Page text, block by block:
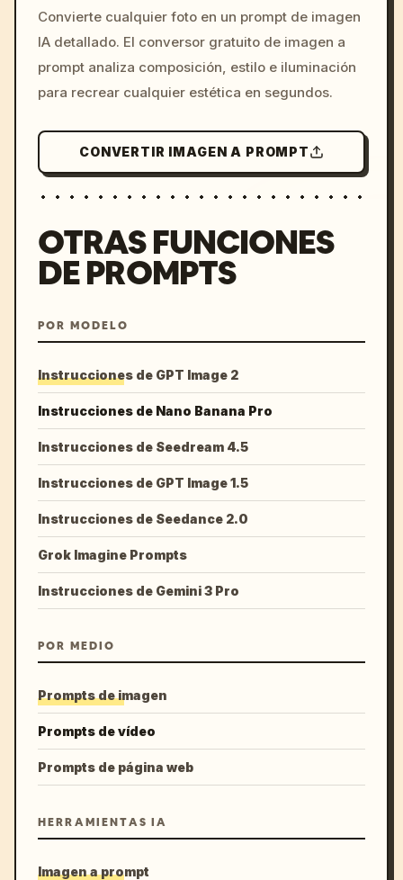
c, cyberpunk sunset, neon
colors, 8k --v 6.0
Convierte cualquier foto en un prompt de imagen
IA detallado. El conversor gratuito de imagen a
prompt analiza composición, estilo e iluminación
para recrear cualquier estética en segundos.
CONVERTIR IMAGEN A PROMPT
OTRAS FUNCIONES
DE PROMPTS
POR MODELO
Instrucciones de GPT Image 2
Instrucciones de Nano Banana Pro
Instrucciones de Seedream 4.5
Instrucciones de GPT Image 1.5
Instrucciones de Seedance 2.0
Grok Imagine Prompts
Instrucciones de Gemini 3 Pro
POR MEDIO
Prompts de imagen
Prompts de vídeo
Prompts de página web
HERRAMIENTAS IA
Imagen a prompt